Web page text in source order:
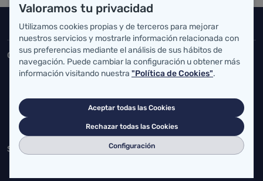
Inicio del pie de página
Salud Cantabria
Consejería de Salud
Federico Vial 13, 39009 Santander, Cantabria
atencionusuario@cantabria.es
942208130
Servicio Cántabro de Salud
Valoramos tu privacidad
Utilizamos cookies propias y de terceros para mejorar
nuestros servicios y mostrarle información relacionada con
sus preferencias mediante el análisis de sus hábitos de
navegación. Puede cambiar la configuración u obtener más
información visitando nuestra "Política de Cookies".
Aceptar todas las Cookies
Rechazar todas las Cookies
Configuración